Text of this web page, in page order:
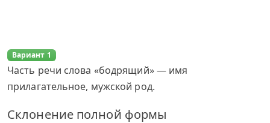
Вариант 1
Часть речи слова «бодрящий» — имя
прилагательное, мужской род.
Склонение полной формы